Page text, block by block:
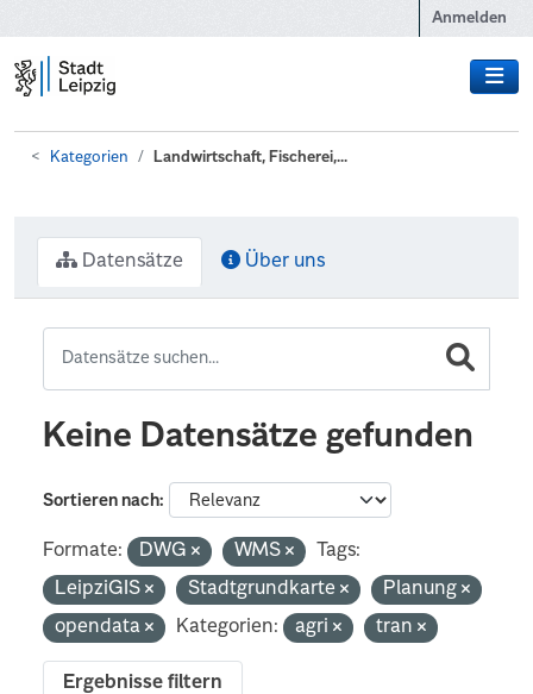
Anmelden
Kategorien Landwirtschaft, Fischerei,...
Datensätze Über uns
Keine Datensätze gefunden
Sortieren nach
Formate: DWG WMS
Tags:
LeipziGIS
Stadtgrundkarte
Planung
opendata
Kategorien: agri tran
Ergebnisse filtern